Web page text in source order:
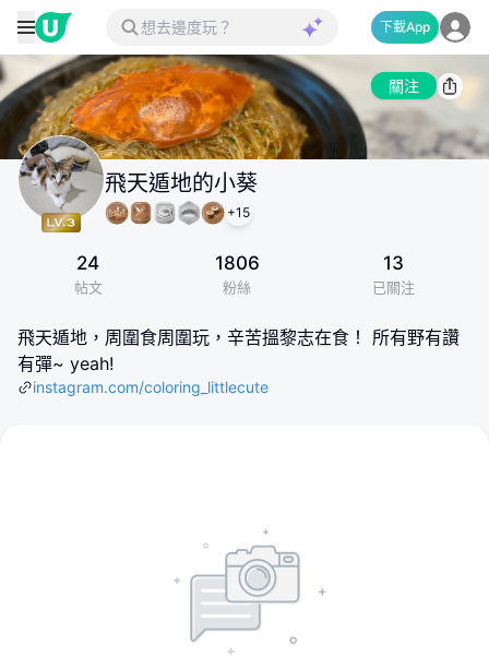
下載App
關注
飛天遁地的小葵
+15
24
帖文
1806
粉絲
13
已關注
飛天遁地，周圍食周圍玩，辛苦搵黎志在食！ 所有野有讚
有彈~ yeah!
instagram.com/coloring_littlecute